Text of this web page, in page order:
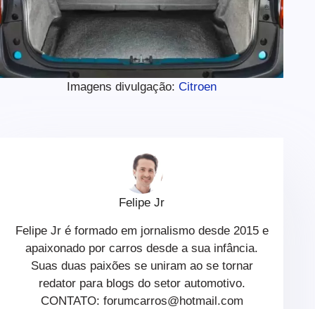
Imagens divulgação:Citroen
Felipe Jr
Felipe Jr é formado em jornalismo desde 2015 e
apaixonado por carros desde a sua infância.
Suas duas paixões se uniram ao se tornar
redator para blogs do setor automotivo.
CONTATO: forumcarros@hotmail.com